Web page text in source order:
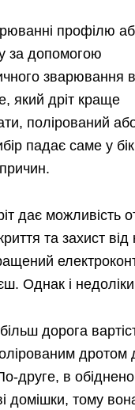
профілю
за допомогою
зварювання
який дріт краще
полірований
падає саме у
дає можливість
та захист від
Однак і
дорога
дротом
друге, в
домішки, тому